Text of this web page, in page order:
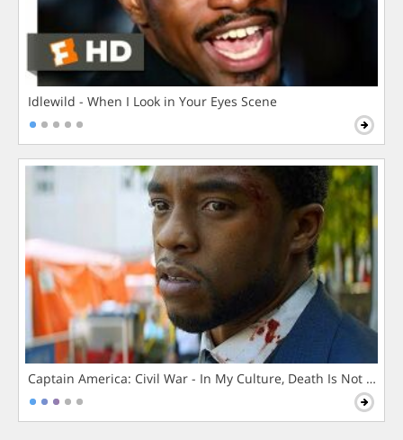
Idlewild - When I Look in Your Eyes Scene
Captain America: Civil War - In My Culture, Death Is Not The